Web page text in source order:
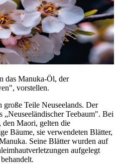
das Manuka-Öl, der
vorstellen.
Teile Neuseelands. Der
Teebaum". Bei
den Maori, gelten die
Bäume, sie verwendeten Blätter,
Seine Blätter wurden auf
aufgelegt